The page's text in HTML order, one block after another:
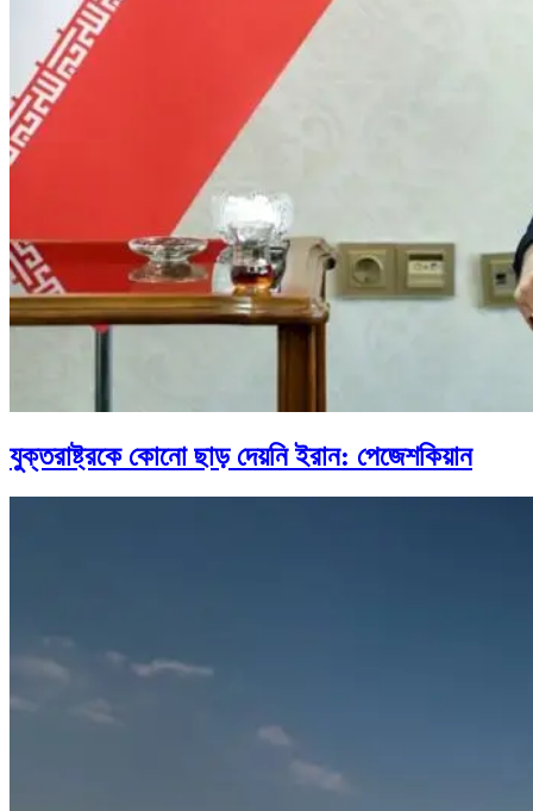
যুক্তরাষ্ট্রকে কোনো ছাড় দেয়নি ইরান: পেজেশকিয়ান